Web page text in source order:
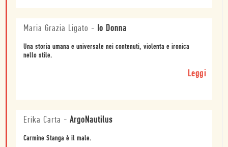
Maria Grazia Ligato - Io Donna
Una storia umana e universale nei contenuti, violenta e ironica
nello stile.
Leggi
Erika Carta - ArgoNautilus
Carmine Stanga è il male.